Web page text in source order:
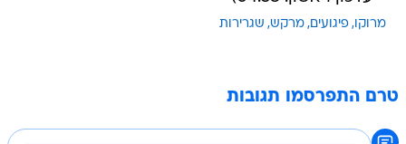
מרוקו פיגועים מרקש שגרירות
טרם התפרסמו תגובות